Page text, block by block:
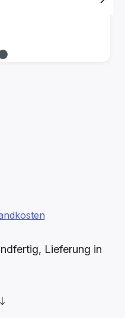
Lieferung in